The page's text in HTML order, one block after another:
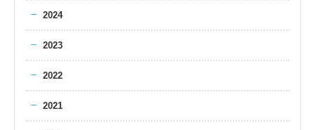
2024
2023
2022
2021